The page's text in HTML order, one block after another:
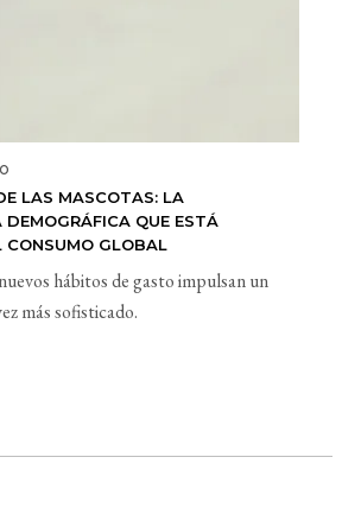
LAS MASCOTAS: LA
DEMOGRÁFICA QUE ESTÁ
CONSUMO GLOBAL
hábitos de gasto impulsan un
más sofisticado.